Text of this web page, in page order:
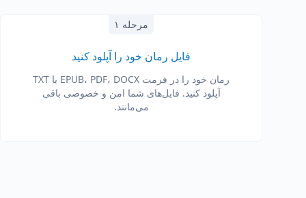
مرحله ۱
فایل رمان خود را آپلود کنید
رمان خود را در فرمت EPUB، PDF، DOCX یا TXT
آپلود کنید. فایل‌های شما امن و خصوصی باقی
می‌مانند.